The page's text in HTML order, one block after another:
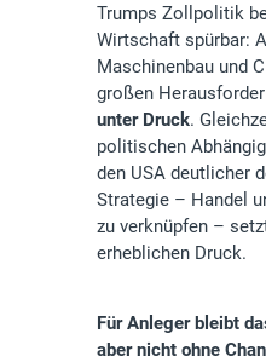
Trumps Zollpolitik
Wirtschaft spürbar:
Maschinenbau und
großen
unter Druck.
politischen
den USA deutlicher
Strategie – Handel
zu verknüpfen –
erheblichen Druck.
Für Anleger bleibt
aber nicht ohne